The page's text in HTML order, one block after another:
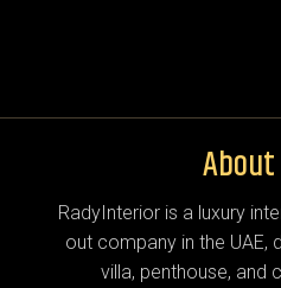
RadyInterior is a luxury
out company in the UAE,
villa, penthouse, and